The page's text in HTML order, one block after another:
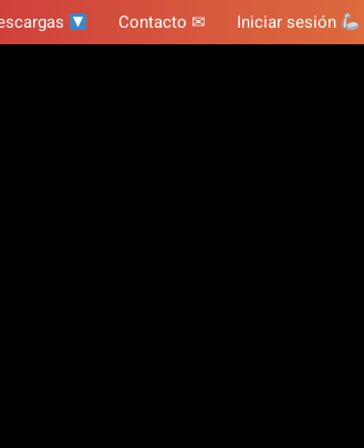
Contacto ✉ Iniciar sesión